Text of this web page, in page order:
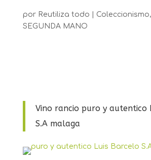
por Reutiliza todo Coleccionismo,
SEGUNDA MANO
Vino rancio puro y autentico
S.A malaga